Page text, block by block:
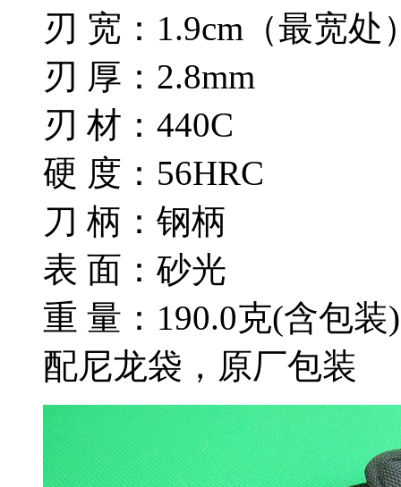
刃 宽：1.9cm（最宽处
刃 厚：2.8mm
刃 材：440C
硬 度：56HRC
刀 柄：钢柄
表 面：砂光
重 量：190.0克(含包装)
配尼龙袋，原厂包装